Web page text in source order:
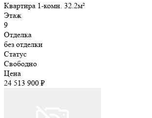
Квартира 1-комн. 32.2м²
Этаж
9
Отделка
без отделки
Статус
Свободно
Цена
24 513 900 ₽